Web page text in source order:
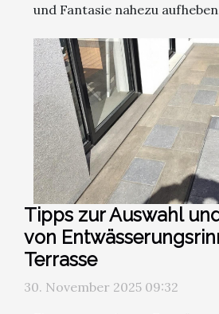
und Fantasie nahezu
Tipps zur Auswahl
von
Terrasse
30. November 2025 09:32